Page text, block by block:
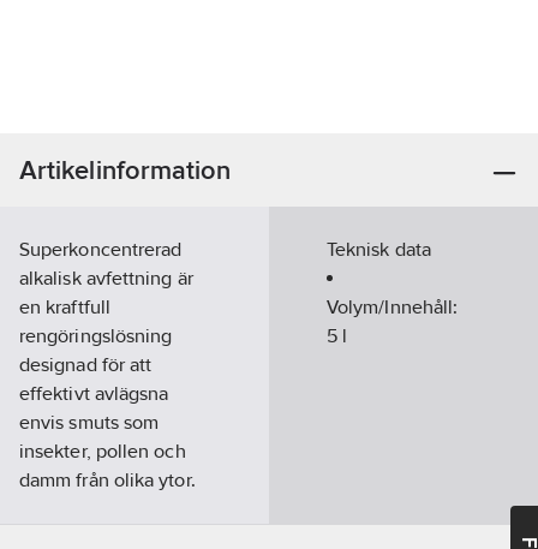
Artikelinformation
Superkoncentrerad
alkalisk avfettning är
en kraftfull
rengöringslösning
designad för att
effektivt avlägsna
envis smuts som
insekter, pollen och
damm från olika ytor.
Teknisk data
Volym/Innehåll:
5 l